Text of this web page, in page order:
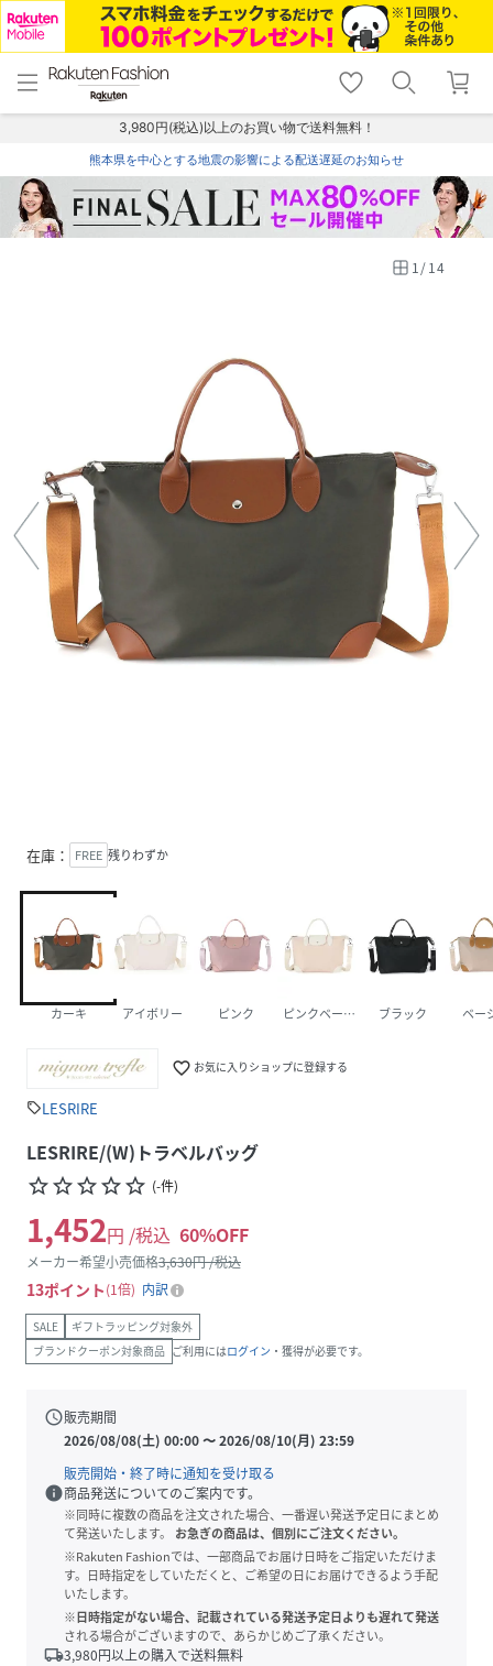
menu home
トップ
shopping_cart lock_outline
ログイン
3,980円(税込)以上のお買い物で送料無料！
熊本県を中心とする地震の影響による配送遅延のお知らせ
1/14
在庫： FREE 残りわずか
カーキ アイボリー ピンク ピンクベージュ ブラック ベー
favorite_border お気に入りショップに登録する
sellLESRIRE
LESRIRE/(W)トラベルバッグ
star_borderstar_borderstar_borderstar_borderstar_border (-件)
1,452円 /税込 60%OFF
メーカー希望小売価格3,630円 /税込
13ポイント 1倍 内訳
SALE
ギフトラッピング対象外
ブランドクーポン対象商品 ご利用にはログイン ・獲得が必要です。
schedule販売期間
2026/08/08(土) 00:00〜2026/08/10(月) 23:59
販売開始・終了時に通知を受け取る
info商品発送についてのご案内です。
※同時に複数の商品を注文された場合、一番遅い発送予定日にまとめ
て発送いたします。
お急ぎの商品は、個別にご注文ください。
※Rakuten Fashionでは、一部商品でお届け日時をご指定いただけま
す。日時指定をしていただくと、ご希望の日にお届けできるよう手配
いたします。
※日時指定がない場合、記載されている発送予定日よりも遅れて発送
される場合がございますので、あらかじめご了承ください。
local_shipping3,980円以上の購入で送料無料